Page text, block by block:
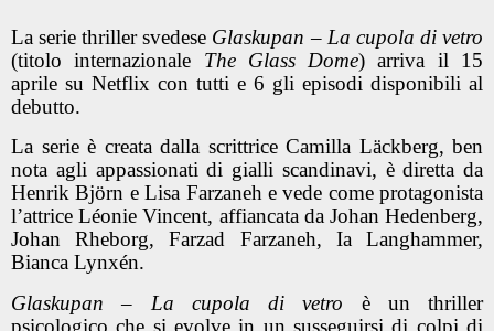
La serie thriller svedese Glaskupan – La cupola di vetro
(titolo internazionale The Glass Dome) arriva il 15
aprile su Netflix con tutti e 6 gli episodi disponibili al
debutto.
La serie è creata dalla scrittrice Camilla Läckberg, ben
nota agli appassionati di gialli scandinavi, è diretta da
Henrik Björn e Lisa Farzaneh e vede come protagonista
l’attrice Léonie Vincent, affiancata da Johan Hedenberg,
Johan Rheborg, Farzad Farzaneh, Ia Langhammer,
Bianca Lynxén.
Glaskupan – La cupola di vetro è un thriller
psicologico che si evolve in un susseguirsi di colpi di